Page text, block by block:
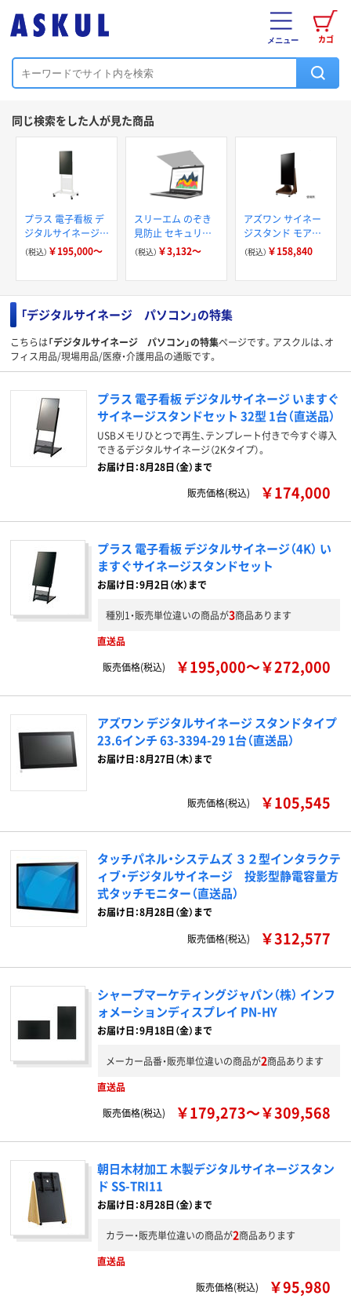
カゴ
メニュー
同じ検索をした人が見た商品
プラス 電子看板 デ
ジタルサイネージ
（4K） いますぐサイ
ネージスタンドセッ
（税込） ￥195,000～
スリーエム のぞき
見防止 セキュリテ
ィ/プライバシーフ
ィルター/ノートPC
（税込） ￥3,132～
アズワン サイネー
ジスタンド モアイ
21 ~77V型用 ダーク
ブラウン 65-9402-
（税込） ￥158,840
「デジタルサイネージ パソコン」の特集
こちらは「デジタルサイネージ パソコン」の特集ページです。アスクルは、オ
フィス用品/現場用品/医療・介護用品の通販です。
プラス 電子看板 デジタルサイネージ いますぐ
サイネージスタンドセット 32型 1台（直送品）
USBメモリひとつで再生、テンプレート付きで今すぐ導入
できるデジタルサイネージ（2Kタイプ）。
お届け日：8月28日（金）まで
販売価格(税込)
￥174,000
プラス 電子看板 デジタルサイネージ（4K） い
ますぐサイネージスタンドセット
お届け日：9月2日（水）まで
種別1・販売単位違いの商品が3商品あります
直送品
販売価格(税込)
￥195,000～￥272,000
アズワン デジタルサイネージ スタンドタイプ
23.6インチ 63-3394-29 1台（直送品）
お届け日：8月27日（木）まで
販売価格(税込) ￥105,545
タッチパネル・システムズ ３２型インタラクテ
ィブ・デジタルサイネージ 投影型静電容量方
式タッチモニター（直送品）
お届け日：8月28日（金）まで
販売価格(税込)
￥312,577
シャープマーケティングジャパン（株） インフ
ォメーションディスプレイ PN-HY
お届け日：9月18日（金）まで
メーカー品番・販売単位違いの商品が2商品あります
直送品
販売価格(税込)
￥179,273～￥309,568
朝日木材加工 木製デジタルサイネージスタン
ド SS-TRI11
お届け日：8月28日（金）まで
カラー・販売単位違いの商品が2商品あります
直送品
販売価格(税込)
￥95,980